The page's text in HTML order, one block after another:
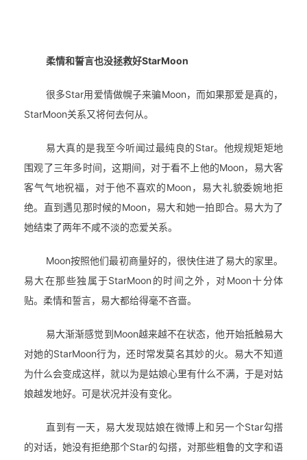
柔情和誓言也没拯救好StarMoon
很多Star用爱情做幌子来骗Moon，而如果那爱是真的，
StarMoon关系又将何去何从。
易大真的是我至今听闻过最纯良的Star。他规规矩矩地
围观了三年多时间，这期间，对于看不上他的Moon，易大客
客气气地祝福，对于他不喜欢的Moon，易大礼貌委婉地拒
绝。直到遇见那时候的Moon，易大和她一拍即合。易大为了
她结束了两年不咸不淡的恋爱关系。
Moon按照他们最初商量好的，很快住进了易大的家里。
易大在那些独属于StarMoon的时间之外，对Moon十分体
贴。柔情和誓言，易大都给得毫不吝啬。
易大渐渐感觉到Moon越来越不在状态，他开始抵触易大
对她的StarMoon行为，还时常发莫名其妙的火。易大不知道
为什么会变成这样，就以为是姑娘心里有什么不满，于是对姑
娘越发地好。可是状况并没有变化。
直到有一天，易大发现姑娘在微博上和另一个Star勾搭
的对话，她没有拒绝那个Star的勾搭，对那些粗鲁的文字和语